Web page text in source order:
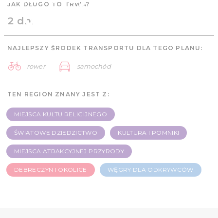
odkrywców - 2 dni
JAK DŁUGO TO TRWA?
2 dni
NAJLEPSZY ŚRODEK TRANSPORTU DLA TEGO PLANU:
rower samochód
TEN REGION ZNANY JEST Z:
MIEJSCA KULTU RELIGIJNEGO
ŚWIATOWE DZIEDZICTWO KULTURA I POMNIKI
MIEJSCA ATRAKCYJNEJ PRZYRODY
DEBRECZYN I OKOLICE WĘGRY DLA ODKRYWCÓW